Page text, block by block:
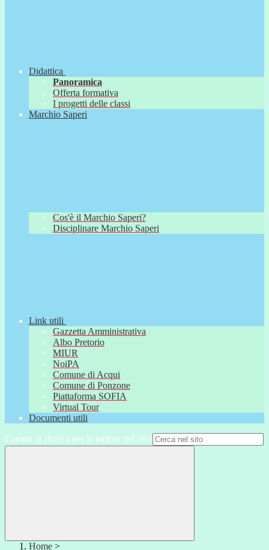
Didattica
Panoramica
Offerta formativa
I progetti delle classi
Marchio Saperi
Cos'è il Marchio Saperi?
Disciplinare Marchio Saperi
Link utili
Gazzetta Amministrativa
Albo Pretorio
MIUR
NoiPA
Comune di Acqui
Comune di Ponzone
Piattaforma SOFIA
Virtual Tour
Documenti utili
Campo di ricerca per le pagine del sito
Home >